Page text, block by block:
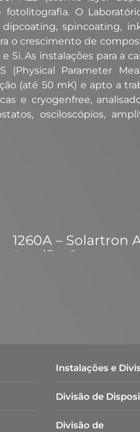
O
spincoating,
o crescimento de
Si. As instalações para a
Parameter
(até 50 mK) e apto a
e cryogenfree,
osciloscópios,
1260A – Solartron
Especificações:
Resolução máxima: 10
FRA: 10 μHz to 32 MHz
Instalações e
Divisão de
Divisão de